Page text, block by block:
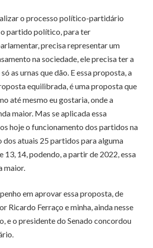
o processo político-partidário
partido político, para ter
precisa representar um
na sociedade, ele precisa ter a
as urnas que dão. E essa proposta, a
equilibrada, é uma proposta que
até mesmo eu gostaria, onde a
maior. Mas se aplicada essa
hoje o funcionamento dos partidos na
dos atuais 25 partidos para alguma
13, 14, podendo, a partir de 2022, essa
maior.
em aprovar essa proposta, de
Ricardo Ferraço e minha, ainda nesse
e o presidente do Senado concordou